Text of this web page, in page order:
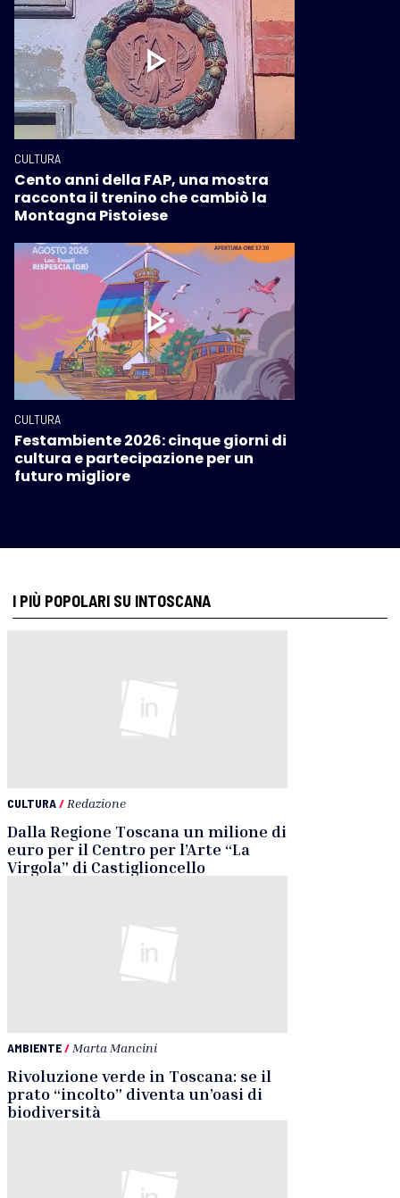
CULTURA
Cento anni della FAP, una mostra
racconta il trenino che cambiò la
Montagna Pistoiese
CULTURA
Festambiente 2026: cinque giorni di
cultura e partecipazione per un
futuro migliore
I PIÙ POPOLARI SU INTOSCANA
CULTURA/ Redazione
Dalla Regione Toscana un milione di
euro per il Centro per l’Arte “La
Virgola” di Castiglioncello
AMBIENTE/ Marta Mancini
Rivoluzione verde in Toscana: se il
prato “incolto” diventa un’oasi di
biodiversità